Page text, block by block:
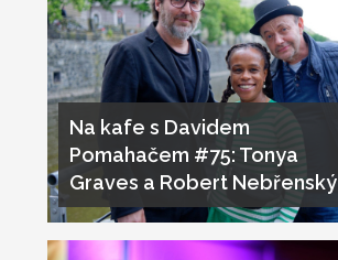
Na kafe s Davidem
Pomahačem #75: Tonya
Graves a Robert Nebřenský